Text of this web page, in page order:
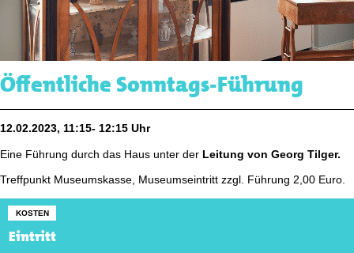
Öffentliche Sonntags-Führung
12.02.2023, 11:15- 12:15 Uhr
Eine Führung durch das Haus unter der Leitung von Georg Tilger.
Treffpunkt Museumskasse, Museumseintritt zzgl. Führung 2,00 Euro.
KOSTEN
Eintritt